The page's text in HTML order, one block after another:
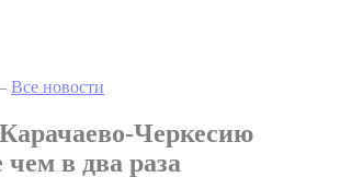
Все новости
Черкесию
в два раза